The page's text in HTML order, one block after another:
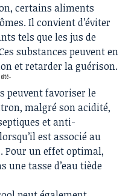
certains aliments
Il convient d’éviter
tels que les jus de
substances peuvent en
et retarder la guérison.
-
peuvent favoriser le
malgré son acidité,
et anti-
est associé au
Pour un effet optimal,
une tasse d’eau tiède